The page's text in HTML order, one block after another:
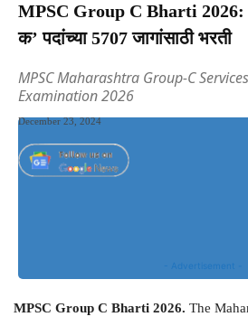
MPSC Group C Bharti 2026:
क’ पदांच्या 5707 जागांसाठी भरती
MPSC Maharashtra Group-C
Examination 2026
December 23, 2024
- Advertisement -
MPSC Group C Bharti 2026. The